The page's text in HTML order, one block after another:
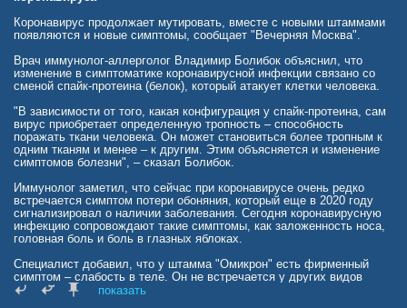
Коронавирус продолжает мутировать, вместе с новыми штаммами
появляются и новые симптомы, сообщает "Вечерняя Москва".
Врач иммунолог-аллерголог Владимир Болибок объяснил, что
изменение в симптоматике коронавирусной инфекции связано со
сменой спайк-протеина (белок), который атакует клетки человека.
"В зависимости от того, какая конфигурация у спайк-протеина, сам
вирус приобретает определенную тропность – способность
поражать ткани человека. Он может становиться более тропным к
одним тканям и менее – к другим. Этим объясняется и изменение
симптомов болезни", – сказал Болибок.
Иммунолог заметил, что сейчас при коронавирусе очень редко
встречается симптом потери обоняния, который еще в 2020 году
сигнализировал о наличии заболевания. Сегодня коронавирусную
инфекцию сопровождают такие симптомы, как заложенность носа,
головная боль и боль в глазных яблоках.
Специалист добавил, что у штамма "Омикрон" есть фирменный
симптом – слабость в теле. Он не встречается у других видов
ОРВИ-вирусов, поэтому его сложно спутать с другими болезнями.
показать